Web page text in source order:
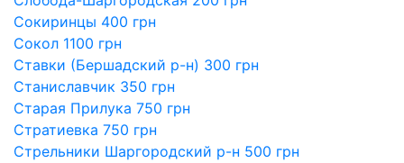
Сокиринцы 400 грн
Сокол 1100 грн
Ставки (Бершадский р-н) 300 грн
Станиславчик 350 грн
Старая Прилука 750 грн
Стратиевка 750 грн
Стрельники Шаргородский р-н 500 грн